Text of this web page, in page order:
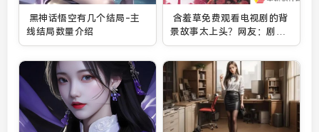
黑神话悟空有几个结局-主
线结局数量介绍
含羞草免费观看电视剧的背
景故事太上头？网友：剧情
扯但根本停不下来！